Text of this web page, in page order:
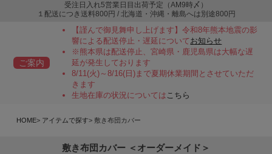
受注日入れ5営業日目出荷予定（AM9時〆）
１配送につき送料800円 / 北海道・沖縄・離島へは別途800円
ご案内
【謹んで御見舞申し上げます】令和8年熊本地震の影
響による配送停止・遅延についてお知らせ
※熊本県は配送停止、宮崎県・鹿児島県は大幅な遅
延が発生しております
8/11(火)～8/16(日)まで夏期休業期間とさせていただ
きます
生地在庫の状況についてはこちら
HOME アイテムで探す 敷き布団カバー
敷き布団カバー ＜オーダーメイド＞